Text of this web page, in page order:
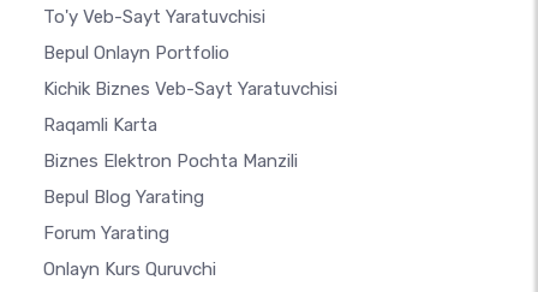
To'y Veb-Sayt Yaratuvchisi
Bepul Onlayn Portfolio
Kichik Biznes Veb-Sayt Yaratuvchisi
Raqamli Karta
Biznes Elektron Pochta Manzili
Bepul Blog Yarating
Forum Yarating
Onlayn Kurs Quruvchi